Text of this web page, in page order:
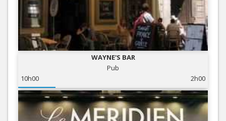
WAYNE'S BAR
Pub
10h00
2h00